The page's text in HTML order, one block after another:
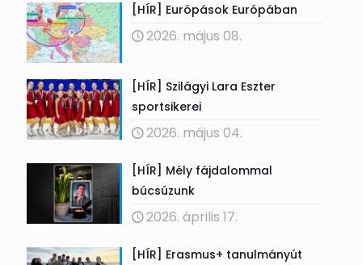
[HÍR] Európások Európában
2026. május 08.
[HÍR] Szilágyi Lara Eszter
sportsikerei
2026. május 04.
[HÍR] Mély fájdalommal
búcsúzunk
2026. április 17.
[HÍR] Erasmus+ tanulmányút